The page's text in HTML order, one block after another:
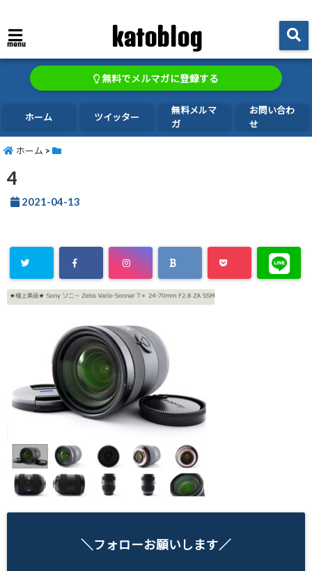
menu katoblog
無料でメルマガに登録する
ホーム ツイッター
無料メルマ
ガ
お問い合わ
せ
ホーム >
4
2021-04-13
＼フォローお願いします／